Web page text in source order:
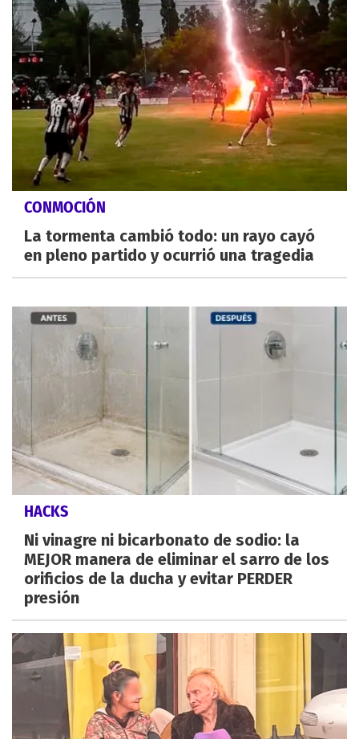
CONMOCIÓN
La tormenta cambió todo: un rayo cayó
en pleno partido y ocurrió una tragedia
HACKS
Ni vinagre ni bicarbonato de sodio: la
MEJOR manera de eliminar el sarro de los
orificios de la ducha y evitar PERDER
presión